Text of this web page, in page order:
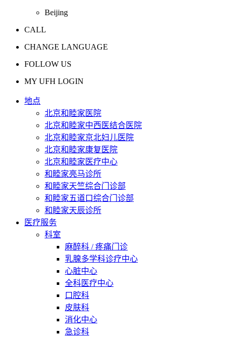
Beijing
CALL
CHANGE LANGUAGE
FOLLOW US
MY UFH LOGIN
地点
北京和睦家医院
北京和睦家中西医结合医院
北京和睦家京北妇儿医院
北京和睦家康复医院
北京和睦家医疗中心
和睦家亮马诊所
和睦家天竺综合门诊部
和睦家五道口综合门诊部
和睦家天辰诊所
医疗服务
科室
麻醉科 / 疼痛门诊
乳腺多学科诊疗中心
心脏中心
全科医疗中心
口腔科
皮肤科
消化中心
急诊科